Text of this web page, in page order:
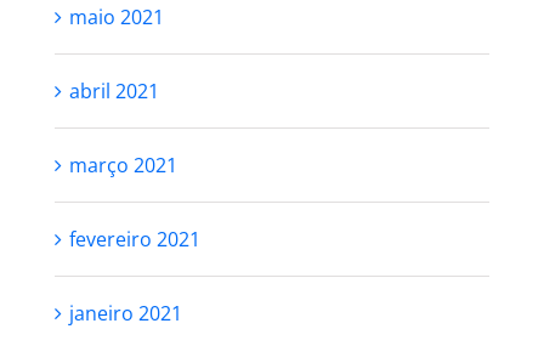
maio 2021
abril 2021
março 2021
fevereiro 2021
janeiro 2021